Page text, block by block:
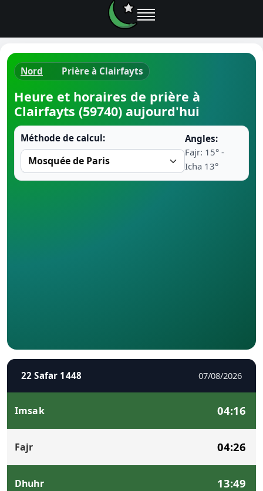
Ramadan
Nord Prière à Clairfayts
Heure et horaires de prière à
Clairfayts (59740) aujourd'hui
Méthode de calcul:
Angles:
Fajr: 15° -
Icha 13°
22 Safar 1448 07/08/2026
Imsak 04:16
Fajr 04:26
Dhuhr 13:49